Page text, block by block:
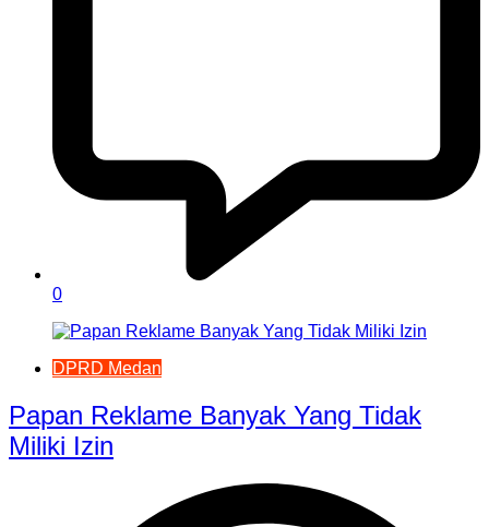
0
DPRD Medan
Papan Reklame Banyak Yang Tidak
Miliki Izin